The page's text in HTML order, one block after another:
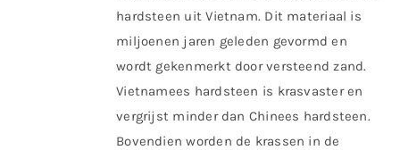
hardsteen uit Vietnam. Dit materiaal is
miljoenen jaren geleden gevormd en
wordt gekenmerkt door versteend zand.
Vietnamees hardsteen is krasvaster en
vergrijst minder dan Chinees hardsteen.
Bovendien worden de krassen in de